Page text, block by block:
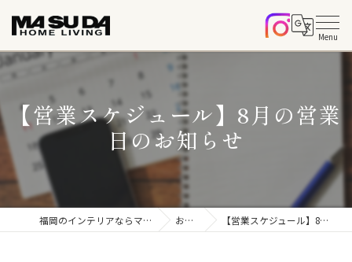
【営業スケジュール】8月の営業
日のお知らせ
福岡のインテリアならマスダホームリビング お知らせ 【営業スケジュール】8月の営業日のお知らせ